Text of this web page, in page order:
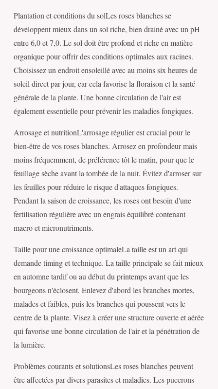
Plantation et conditions du solLes roses blanches se
développent mieux dans un sol riche, bien drainé avec un pH
entre 6,0 et 7,0. Le sol doit être profond et riche en matière
organique pour offrir des conditions optimales aux racines.
Choisissez un endroit ensoleillé avec au moins six heures de
soleil direct par jour, car cela favorise la floraison et la santé
générale de la plante. Une bonne circulation de l'air est
également essentielle pour prévenir les maladies fongiques.
Arrosage et nutritionL'arrosage régulier est crucial pour le
bien-être de vos roses blanches. Arrosez en profondeur mais
moins fréquemment, de préférence tôt le matin, pour que le
feuillage sèche avant la tombée de la nuit. Évitez d'arroser sur
les feuilles pour réduire le risque d'attaques fongiques.
Pendant la saison de croissance, les roses ont besoin d'une
fertilisation régulière avec un engrais équilibré contenant
macro et micronutriments.
Taille pour une croissance optimaleLa taille est un art qui
demande timing et technique. La taille principale se fait mieux
en automne tardif ou au début du printemps avant que les
bourgeons n'éclosent. Enlevez d'abord les branches mortes,
malades et faibles, puis les branches qui poussent vers le
centre de la plante. Visez à créer une structure ouverte et aérée
qui favorise une bonne circulation de l'air et la pénétration de
la lumière.
Problèmes courants et solutionsLes roses blanches peuvent
être affectées par divers parasites et maladies. Les pucerons